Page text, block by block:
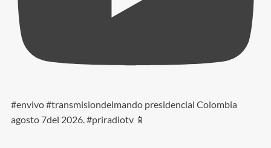
#envivo #transmisiondelmando presidencial Colombia
agosto 7del 2026. #priradiotv 📱